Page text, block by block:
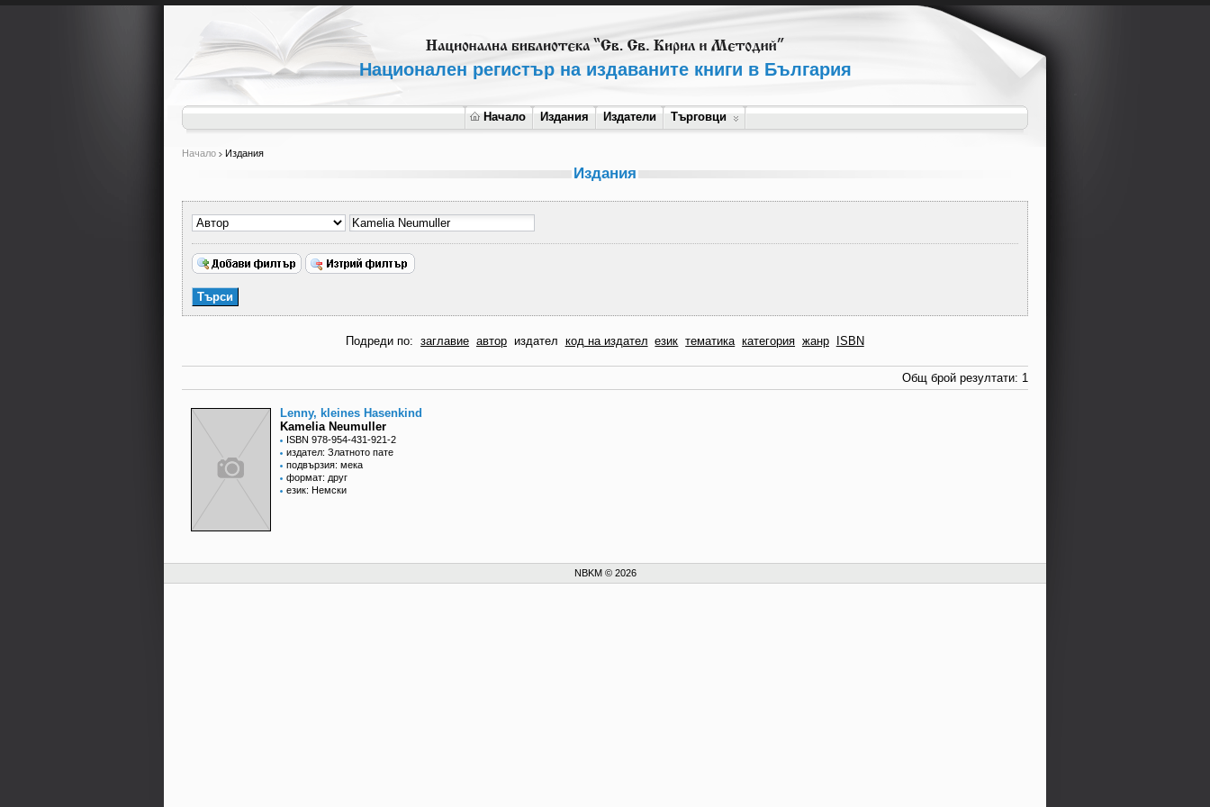
Национален регистър на издаваните книги в България
Начало Издания Издатели Търговци
Начало Издания
Издания
Подреди по: заглавие автор издател код на издател език тематика категория жанр ISBN
Общ брой резултати: 1
Lenny, kleines Hasenkind
Kamelia Neumuller
ISBN 978-954-431-921-2
издател: Златното пате
подвързия: мека
формат: друг
език: Немски
NBKM © 2026